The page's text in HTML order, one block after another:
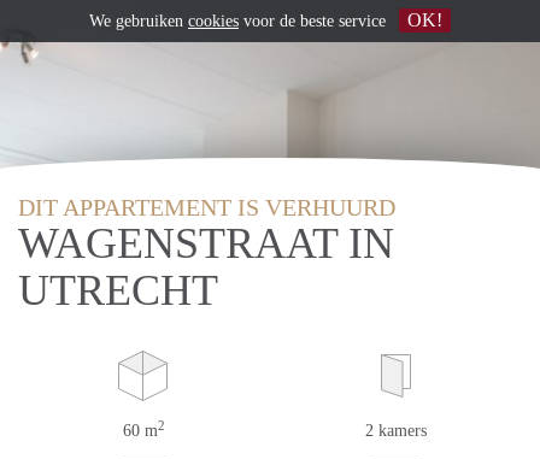
DIT APPARTEMENT IS VERHUURD
WAGENSTRAAT IN
UTRECHT
60 m2 2 kamers
We gebruiken cookies voor de beste service OK!